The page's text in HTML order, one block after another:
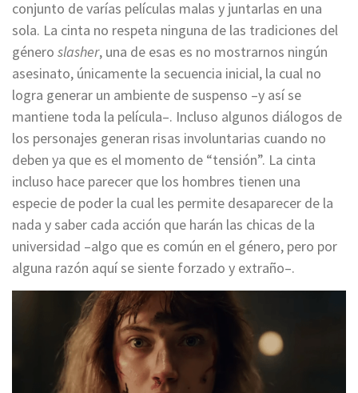
conjunto de varías películas malas y juntarlas en una
sola. La cinta no respeta ninguna de las tradiciones del
género slasher, una de esas es no mostrarnos ningún
asesinato, únicamente la secuencia inicial, la cual no
logra generar un ambiente de suspenso –y así se
mantiene toda la película–. Incluso algunos diálogos de
los personajes generan risas involuntarias cuando no
deben ya que es el momento de “tensión”. La cinta
incluso hace parecer que los hombres tienen una
especie de poder la cual les permite desaparecer de la
nada y saber cada acción que harán las chicas de la
universidad –algo que es común en el género, pero por
alguna razón aquí se siente forzado y extraño–.